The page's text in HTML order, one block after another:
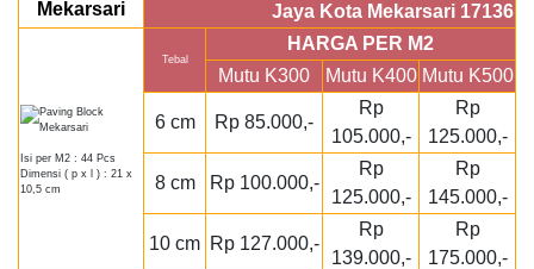
Jaya Kota Mekarsari 17136
Isi per M2 : 44 Pcs
Dimensi ( p x l ) : 21 x
10,5 cm
Tebal
HARGA PER M2
Mutu K300
Mutu K400 Mutu K500
6 cm Rp 85.000,-
Rp
105.000,-
Rp
125.000,-
8 cm Rp 100.000,-
Rp
125.000,-
Rp
145.000,-
10 cm Rp 127.000,-
Rp
139.000,-
Rp
175.000,-